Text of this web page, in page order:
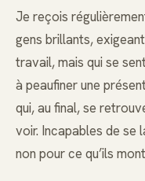
Je reçois
gens brillants,
travail, mais qui se
à peaufiner une
qui, au final, se
voir. Incapables de se
non pour ce qu’ils